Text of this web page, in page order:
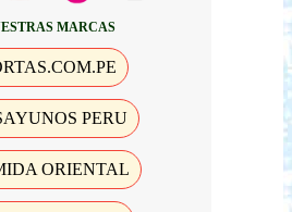
MARCAS
PERU
ORIENTAL